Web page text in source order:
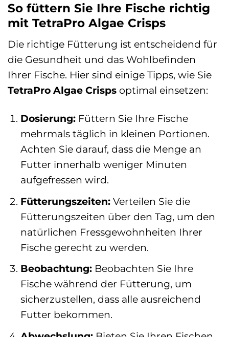
So füttern Sie Ihre Fische richtig
mit TetraPro Algae Crisps
Die richtige Fütterung ist entscheidend für
die Gesundheit und das Wohlbefinden
Ihrer Fische. Hier sind einige Tipps, wie Sie
TetraPro Algae Crisps optimal einsetzen:
Dosierung:Füttern Sie Ihre Fische
mehrmals täglich in kleinen Portionen.
Achten Sie darauf, dass die Menge an
Futter innerhalb weniger Minuten
aufgefressen wird.
Fütterungszeiten:Verteilen Sie die
Fütterungszeiten über den Tag, um den
natürlichen Fressgewohnheiten Ihrer
Fische gerecht zu werden.
Beobachtung:Beobachten Sie Ihre
Fische während der Fütterung, um
sicherzustellen, dass alle ausreichend
Futter bekommen.